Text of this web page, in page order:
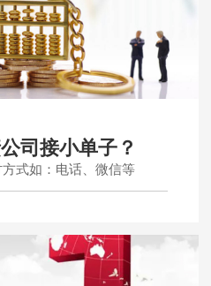
司接小单子？
式如：电话、微信等